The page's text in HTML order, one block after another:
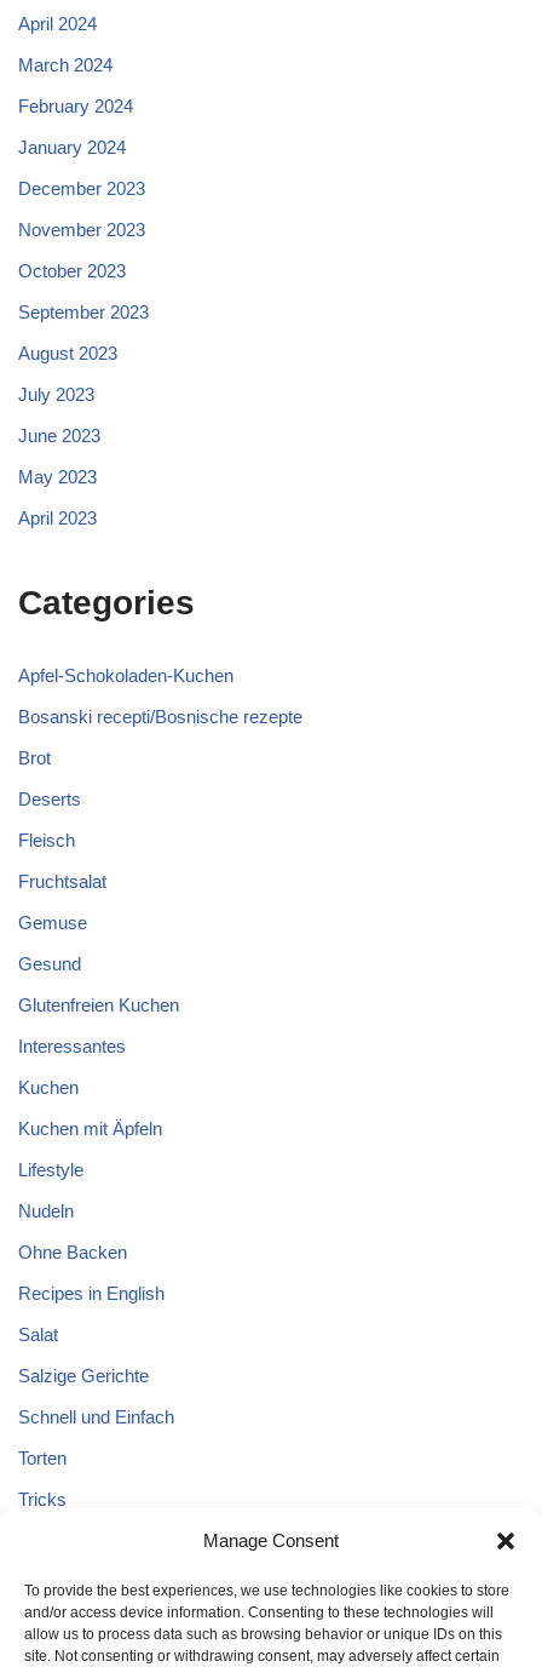
Manage Consent
To provide the best experiences, we use technologies like cookies to store
and/or access device information. Consenting to these technologies will
allow us to process data such as browsing behavior or unique IDs on this
site. Not consenting or withdrawing consent, may adversely affect certain
April 2024
March 2024
February 2024
January 2024
December 2023
November 2023
October 2023
September 2023
August 2023
July 2023
June 2023
May 2023
April 2023
Categories
Apfel-Schokoladen-Kuchen
Bosanski recepti/Bosnische rezepte
Brot
Deserts
Fleisch
Fruchtsalat
Gemuse
Gesund
Glutenfreien Kuchen
Interessantes
Kuchen
Kuchen mit Äpfeln
Lifestyle
Nudeln
Ohne Backen
Recipes in English
Salat
Salzige Gerichte
Schnell und Einfach
Torten
Tricks
Uncategorized
Vegane Kuchen